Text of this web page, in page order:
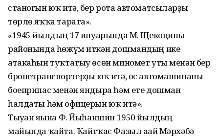
станогын юҡ итә, бер рота автоматсыларҙы
төрлө яҡҡа тарата».
«1945 йылдың 17 ғинуарында М. Щекоцины
районында һөжүм иткән дошмандың ике
атакаһын туҡтатыу өсөн миномет уты менән бер
бронетранспортерҙы юҡ итә, өс автомашинаны
боеприпас менән яндыра һәм ете дошман
һалдаты һәм офицерын юҡ итә».
Тыуған яғына Ф. Йыһаншин 1950 йылдың
майында ҡайта. Ҡайтҡас Фазыл ағай Мәрхәбә